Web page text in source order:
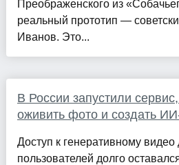
Преображенского из
реальный прототип —
Иванов. Это...
В России запустили
оживить фото и создать
Доступ к генеративному видео
пользователей долго